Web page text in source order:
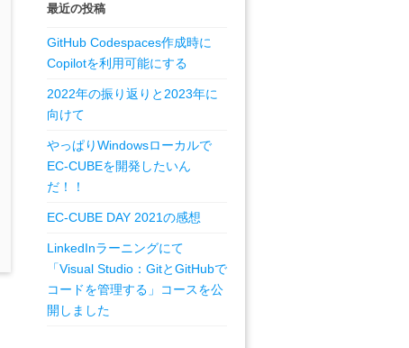
最近の投稿
GitHub Codespaces作成時に
Copilotを利用可能にする
2022年の振り返りと2023年に
向けて
やっぱりWindowsローカルで
EC-CUBEを開発したいん
だ！！
EC-CUBE DAY 2021の感想
LinkedInラーニングにて
「Visual Studio：GitとGitHubで
コードを管理する」コースを公
開しました